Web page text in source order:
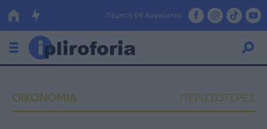
Πέμπτη 06 Αυγούστου
Οικονομία
ΟΙΚΟΝΟΜΙΑ ΠΕΡΙΣΣΟΤΕΡΕΣ